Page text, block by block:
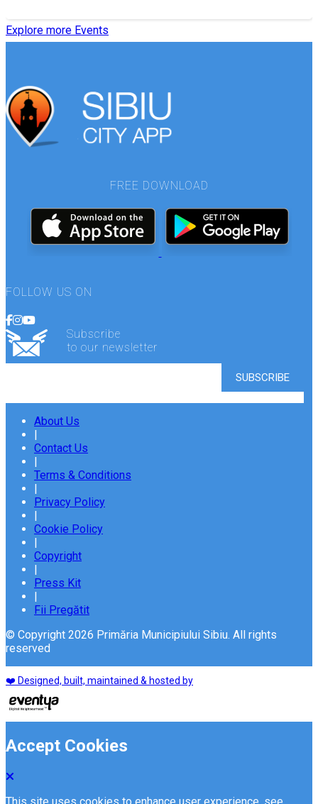
Explore more Events
FREE DOWNLOAD
FOLLOW US ON
Subscribe
to our newsletter
About Us
Contact Us
Terms & Conditions
Privacy Policy
Cookie Policy
Copyright
Press Kit
Fii Pregătit
© Copyright 2026 Primăria Municipiului Sibiu. All rights
reserved
❤️ Designed, built, maintained & hosted by
Accept Cookies